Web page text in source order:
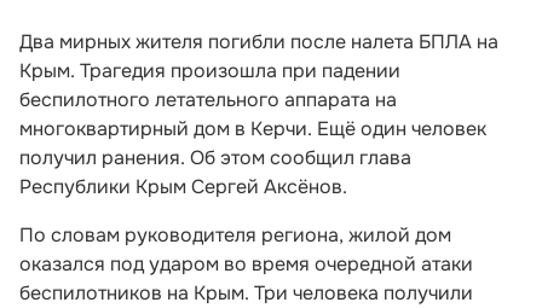
Два мирных жителя погибли после налета БПЛА на
Крым. Трагедия произошла при падении
беспилотного летательного аппарата на
многоквартирный дом в Керчи. Ещё один человек
получил ранения. Об этом сообщил глава
Республики Крым Сергей Аксёнов.
По словам руководителя региона, жилой дом
оказался под ударом во время очередной атаки
беспилотников на Крым. Три человека получили